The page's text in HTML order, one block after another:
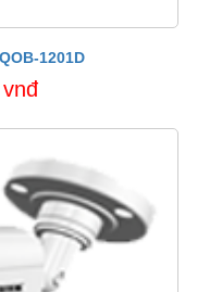
1201D